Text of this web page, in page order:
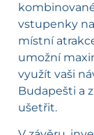
vstupenky
místní
umožní
využít vaši
Budapešti a
ušetřit.